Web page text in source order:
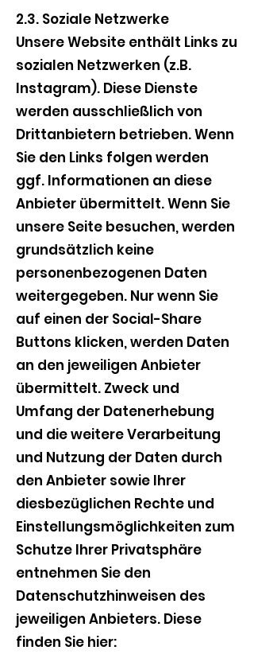
2.3. Soziale Netzwerke
Unsere Website enthält Links zu
sozialen Netzwerken (z.B.
Instagram). Diese Dienste
werden ausschließlich von
Drittanbietern betrieben. Wenn
Sie den Links folgen werden
ggf. Informationen an diese
Anbieter übermittelt. Wenn Sie
unsere Seite besuchen, werden
grundsätzlich keine
personenbezogenen Daten
weitergegeben. Nur wenn Sie
auf einen der Social-Share
Buttons klicken, werden Daten
an den jeweiligen Anbieter
übermittelt. Zweck und
Umfang der Datenerhebung
und die weitere Verarbeitung
und Nutzung der Daten durch
den Anbieter sowie Ihrer
diesbezüglichen Rechte und
Einstellungsmöglichkeiten zum
Schutze Ihrer Privatsphäre
entnehmen Sie den
Datenschutzhinweisen des
jeweiligen Anbieters. Diese
finden Sie hier: